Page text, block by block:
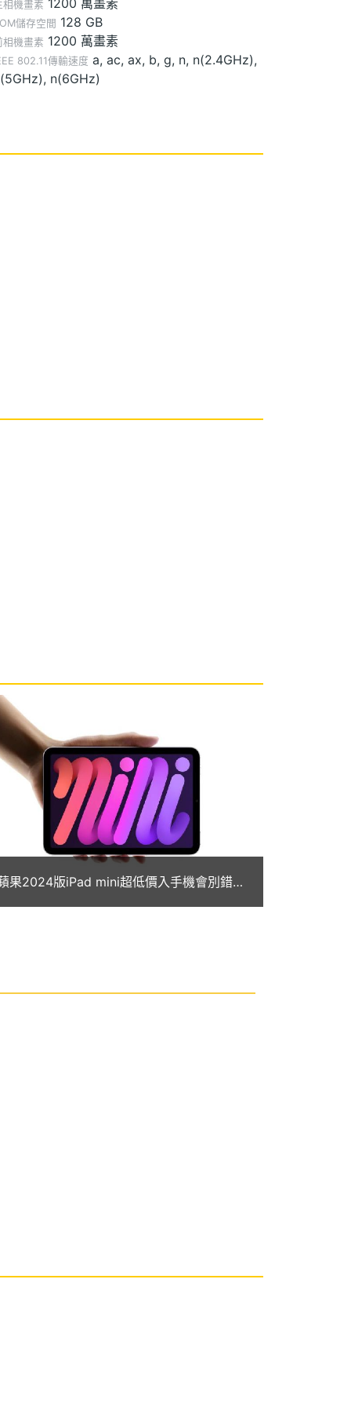
相機畫素 1200 萬畫素
儲存空間 128 GB
相機畫素 1200 萬畫素
802.11傳輸速度 a, ac, ax, b, g, n, n(2.4GHz),
n(6GHz)
果2024版iPad mini超低價入手機會別錯